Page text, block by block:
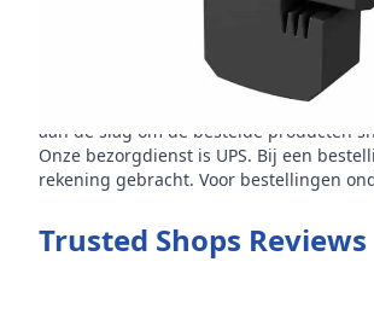
is de levertijd van dit
De bezorgtijd van dit product bedraagt
aan de slag om de bestelde producten
Onze bezorgdienst is UPS. Bij een
rekening gebracht. Voor bestellingen
Trusted Shops Reviews